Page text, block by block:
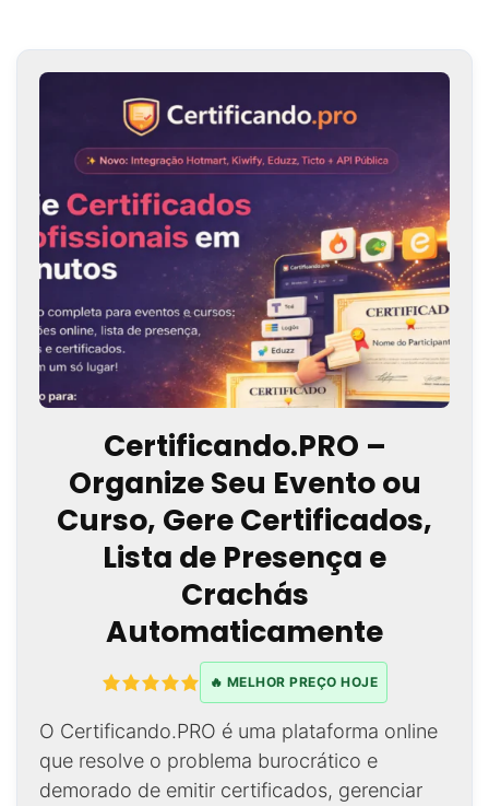
Certificando.PRO –
Organize Seu Evento ou
Curso, Gere Certificados,
Lista de Presença e
Crachás
Automaticamente
🔥 MELHOR PREÇO HOJE
O Certificando.PRO é uma plataforma online
que resolve o problema burocrático e
demorado de emitir certificados, gerenciar